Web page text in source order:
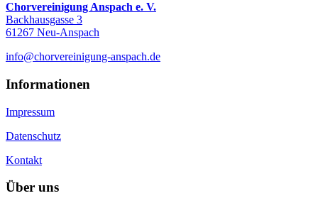
Chorvereinigung Anspach e. V.
Backhausgasse 3
61267 Neu-Anspach
info@chorvereinigung-anspach.de
Informationen
Impressum
Datenschutz
Kontakt
Über uns